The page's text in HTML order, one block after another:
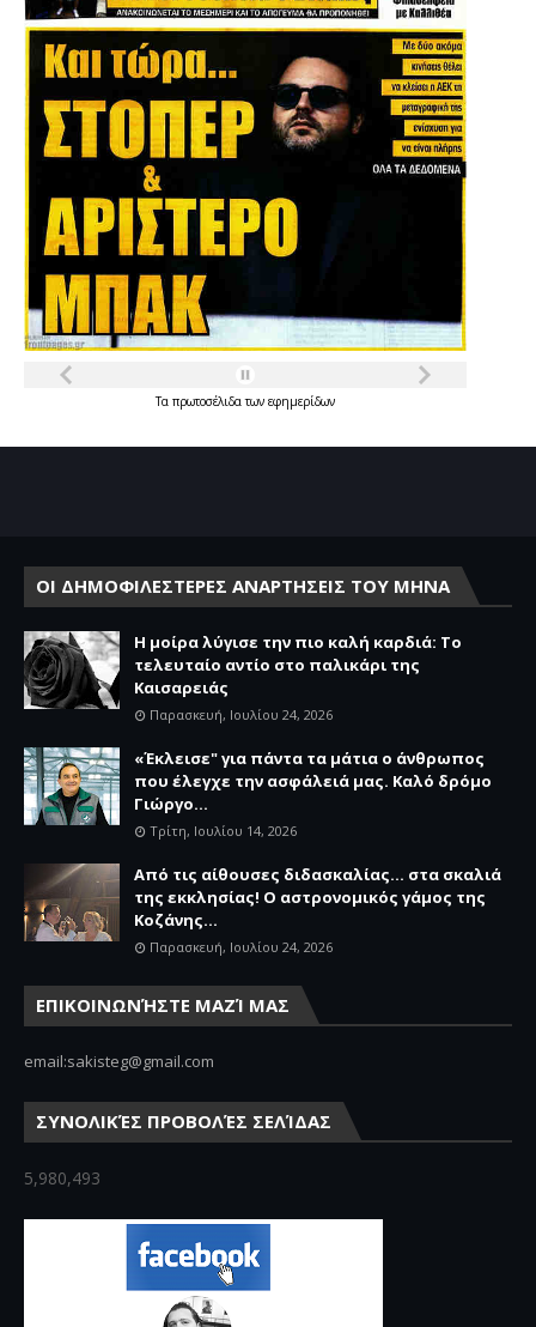
Τα πρωτοσέλιδατων εφημερίδων
ΟΙ ΔΗΜΟΦΙΛΕΣΤΕΡΕΣ ΑΝΑΡΤΗΣΕΙΣ ΤΟΥ ΜΗΝΑ
Η μοίρα λύγισε την πιο καλή καρδιά: Το
τελευταίο αντίο στο παλικάρι της
Καισαρειάς
Παρασκευή, Ιουλίου 24, 2026
«Έκλεισε" για πάντα τα μάτια ο άνθρωπος
που έλεγχε την ασφάλειά μας. Καλό δρόμο
Γιώργο...
Τρίτη, Ιουλίου 14, 2026
Από τις αίθουσες διδασκαλίας… στα σκαλιά
της εκκλησίας! Ο αστρονομικός γάμος της
Κοζάνης...
Παρασκευή, Ιουλίου 24, 2026
ΕΠΙΚΟΙΝΩΝΉΣΤΕ ΜΑΖΊ ΜΑΣ
email:sakisteg@gmail.com
ΣΥΝΟΛΙΚΈΣ ΠΡΟΒΟΛΈΣ ΣΕΛΊΔΑΣ
5,980,493